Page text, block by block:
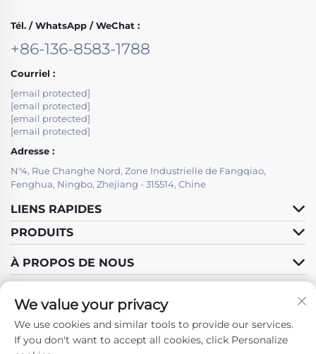
Tél. / WhatsApp / WeChat :
+86-136-8583-1788
Courriel :
[email protected]
[email protected]
[email protected]
[email protected]
Adresse :
N°4, Rue Changhe Nord, Zone Industrielle de Fangqiao,
Fenghua, Ningbo, Zhejiang - 315514, Chine
LIENS RAPIDES
PRODUITS
À PROPOS DE NOUS
Suivez-nous
We value your privacy
We use cookies and similar tools to provide our services.
If you don't want to accept all cookies, click Personalize